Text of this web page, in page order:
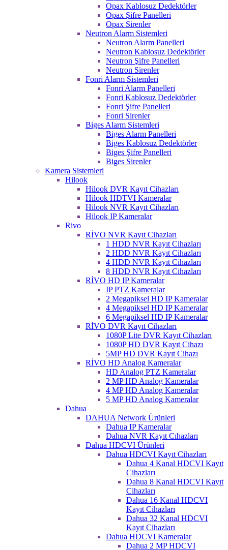
Opax Kablosuz Dedektörler
Opax Şifre Panelleri
Opax Sirenler
Neutron Alarm Sistemleri
Neutron Alarm Panelleri
Neutron Kablosuz Dedektörler
Neutron Şifre Panelleri
Neutron Sirenler
Fonri Alarm Sistemleri
Fonri Alarm Panelleri
Fonri Kablosuz Dedektörler
Fonri Şifre Panelleri
Fonri Sirenler
Biges Alarm Sistemleri
Biges Alarm Panelleri
Biges Kablosuz Dedektörler
Biges Şifre Panelleri
Biges Sirenler
Kamera Sistemleri
Hilook
Hilook DVR Kayıt Cihazları
Hilook HDTVI Kameralar
Hilook NVR Kayıt Cihazları
Hilook IP Kameralar
Rivo
RİVO NVR Kayıt Cihazları
1 HDD NVR Kayıt Cihazları
2 HDD NVR Kayıt Cihazları
4 HDD NVR Kayıt Cihazları
8 HDD NVR Kayıt Cihazları
RİVO HD IP Kameralar
IP PTZ Kameralar
2 Megapiksel HD IP Kameralar
4 Megapiksel HD IP Kameralar
6 Megapiksel HD IP Kameralar
RİVO DVR Kayıt Cihazları
1080P Lite DVR Kayıt Cihazları
1080P HD DVR Kayıt Cihazı
5MP HD DVR Kayıt Cihazı
RİVO HD Analog Kameralar
HD Analog PTZ Kameralar
2 MP HD Analog Kameralar
4 MP HD Analog Kameralar
5 MP HD Analog Kameralar
Dahua
DAHUA Network Ürünleri
Dahua IP Kameralar
Dahua NVR Kayıt Cıhazları
Dahua HDCVI Ürünleri
Dahua HDCVI Kayıt Cihazları
Dahua 4 Kanal HDCVI Kayıt
Cihazları
Dahua 8 Kanal HDCVI Kayıt
Cihazları
Dahua 16 Kanal HDCVI
Kayıt Cihazları
Dahua 32 Kanal HDCVI
Kayıt Cihazları
Dahua HDCVI Kameralar
Dahua 2 MP HDCVI